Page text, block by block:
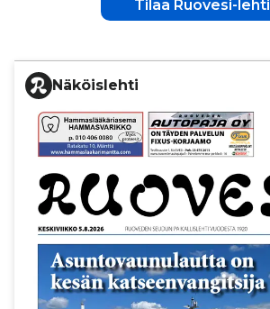
Tilaa Ruovesi-lehti
Näköislehti